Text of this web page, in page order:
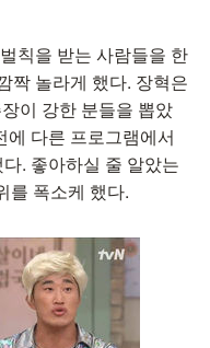
칙을 받는 사람들을 한
짝 놀라게 했다. 장혁은
이 강한 분들을 뽑았
에 다른 프로그램에서
. 좋아하실 줄 알았는
를 폭소케 했다.